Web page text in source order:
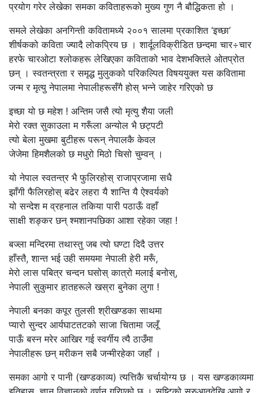
प्रयोग गरेर लेखेका समका कविताहरूको मुख्य गुण नै बौद्धिकता हो ।
समले लेखेका अनगिन्ती कवितामध्ये २००१ सालमा प्रकाशित ‘इच्छा’
शीर्षकको कविता ज्यादै लोकप्रिय छ । शार्दूलविक्रीडित छन्दमा चार÷चार
हरफे चारओटा श्लोकहरू लेखिएका कविताको भाव देशभक्तिले ओतप्रोत
छन् । स्वतन्त्रता र समृद्ध मुलुकको परिकल्पित विषययुक्त यस कवितामा
जन्म र मृत्यु नेपालमा नेपालीहरूसँगै होस् भन्ने जाहेर गरिएको छ
इच्छा यो छ महेश ! अन्तिम जसै त्यो मृत्यु शैया जली
मेरो रक्त सुकाउला म गरूँला अन्योल भै छट्पटी
त्यो बेला मुखमा बुटीहरू परून् नेपालकै केवल
जेजेमा हिमशैलको छ मधुरो मिठो चिसो चुम्वन् ।
यो नेपाल स्वतन्त्र भै फुलिरहोस् राजाप्रजामा सधै
झाँगी फैलिरहोस् बढेर लहरा यै शान्ति यै ऐश्वर्यको
यो सन्देश म व्रहनाल तकिया पारी पठाऊँ वहाँ
साक्षी शङ्कर छन् श्मशानपछिका आशा रहेका जहा !
बज्ला मन्दिरमा तथास्तु जब त्यो घण्टा दिदै उत्तर
हाँस्तै, शान्त भई उही समयमा नेपाली हेरी मरूँ,
मेरो लास पबित्र चन्दन घसोस् कात्रो मलाई बनोस्,
नेपाली सुकुमार हातहरूले खस्रा बुनेका लुगा !
नेपाली बनका कपूर तुलसी श्रीखण्डका साथमा
प्यारो सुन्दर आर्यघाटतटको साजा चितामा जलूँ
पाऊँ बस्न मरेर आखिर गई स्वर्गीय त्यै ठाउँमा
नेपालीहरू छन् मरीकन सबै जन्मीरहेका जहाँ ।
समका आगो र पानी (खण्डकाव्य) त्यत्तिकै चर्चायोग्य छ । यस खण्डकाव्यमा